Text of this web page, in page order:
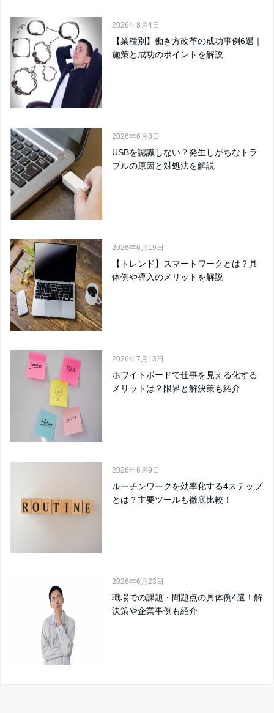
2026年8月4日
【業種別】働き方改革の成功事例6選｜
施策と成功のポイントを解説
2026年6月8日
USBを認識しない？発生しがちなトラ
ブルの原因と対処法を解説
2026年6月19日
【トレンド】スマートワークとは？具
体例や導入のメリットを解説
2026年7月13日
ホワイトボードで仕事を見える化する
メリットは？限界と解決策も紹介
2026年6月9日
ルーチンワークを効率化する4ステップ
とは？主要ツールも徹底比較！
2026年6月23日
職場での課題・問題点の具体例4選！解
決策や企業事例も紹介